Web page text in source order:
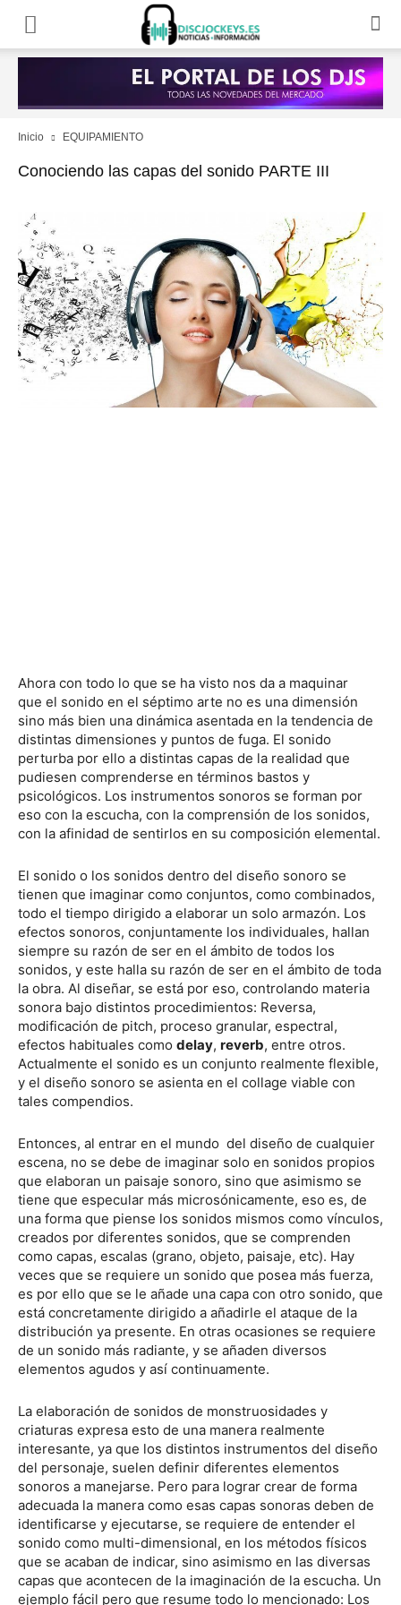
Inicio EQUIPAMIENTO
Conociendo las capas del sonido PARTE III
Ahora con todo lo que se ha visto nos da a maquinar
que el sonido en el séptimo arte no es una dimensión
sino más bien una dinámica asentada en la tendencia de
distintas dimensiones y puntos de fuga. El sonido
perturba por ello a distintas capas de la realidad que
pudiesen comprenderse en términos bastos y
psicológicos. Los instrumentos sonoros se forman por
eso con la escucha, con la comprensión de los sonidos,
con la afinidad de sentirlos en su composición elemental.
El sonido o los sonidos dentro del diseño sonoro se
tienen que imaginar como conjuntos, como combinados,
todo el tiempo dirigido a elaborar un solo armazón. Los
efectos sonoros, conjuntamente los individuales, hallan
siempre su razón de ser en el ámbito de todos los
sonidos, y este halla su razón de ser en el ámbito de toda
la obra. Al diseñar, se está por eso, controlando materia
sonora bajo distintos procedimientos: Reversa,
modificación de pitch, proceso granular, espectral,
efectos habituales como delay, reverb, entre otros.
Actualmente el sonido es un conjunto realmente flexible,
y el diseño sonoro se asienta en el collage viable con
tales compendios.
Entonces, al entrar en el mundo del diseño de cualquier
escena, no se debe de imaginar solo en sonidos propios
que elaboran un paisaje sonoro, sino que asimismo se
tiene que especular más microsónicamente, eso es, de
una forma que piense los sonidos mismos como vínculos,
creados por diferentes sonidos, que se comprenden
como capas, escalas (grano, objeto, paisaje, etc). Hay
veces que se requiere un sonido que posea más fuerza,
es por ello que se le añade una capa con otro sonido, que
está concretamente dirigido a añadirle el ataque de la
distribución ya presente. En otras ocasiones se requiere
de un sonido más radiante, y se añaden diversos
elementos agudos y así continuamente.
La elaboración de sonidos de monstruosidades y
criaturas expresa esto de una manera realmente
interesante, ya que los distintos instrumentos del diseño
del personaje, suelen definir diferentes elementos
sonoros a manejarse. Pero para lograr crear de forma
adecuada la manera como esas capas sonoras deben de
identificarse y ejecutarse, se requiere de entender el
sonido como multi-dimensional, en los métodos físicos
que se acaban de indicar, sino asimismo en las diversas
capas que acontecen de la imaginación de la escucha. Un
ejemplo fácil pero que resume todo lo mencionado: Los